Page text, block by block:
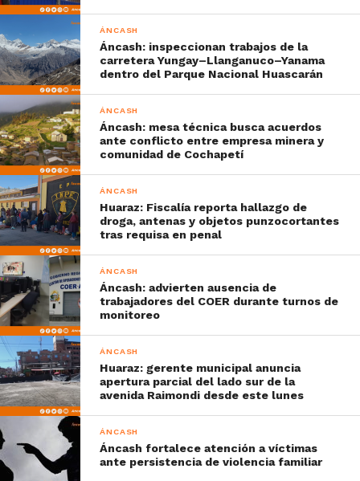
ÁNCASH
Áncash: inspeccionan trabajos de la
carretera Yungay–Llanganuco–Yanama
dentro del Parque Nacional Huascarán
ÁNCASH
Áncash: mesa técnica busca acuerdos
ante conflicto entre empresa minera y
comunidad de Cochapetí
ÁNCASH
Huaraz: Fiscalía reporta hallazgo de
droga, antenas y objetos punzocortantes
tras requisa en penal
ÁNCASH
Áncash: advierten ausencia de
trabajadores del COER durante turnos de
monitoreo
ÁNCASH
Huaraz: gerente municipal anuncia
apertura parcial del lado sur de la
avenida Raimondi desde este lunes
ÁNCASH
Áncash fortalece atención a víctimas
ante persistencia de violencia familiar